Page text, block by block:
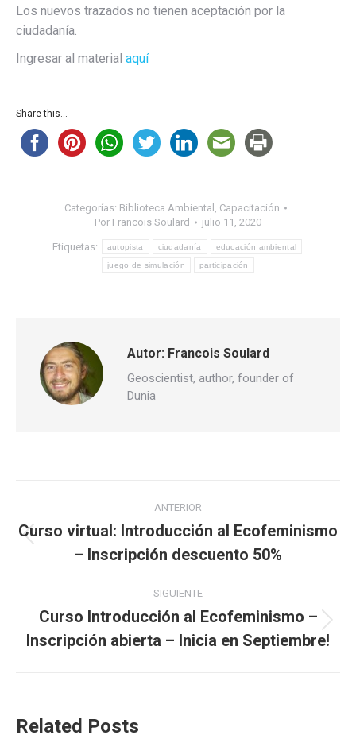
Los nuevos trazados no tienen aceptación por la
ciudadanía.
Ingresar al material aquí
Share this...
Categorías: Biblioteca Ambiental , Capacitación
Por Francois Soulard julio 11, 2020
Etiquetas: autopista ciudadanía educación ambiental
juego de simulación participación
Autor: Francois Soulard
Geoscientist, author, founder of
Dunia
Navegación
entre
publicaciones
ANTERIOR
anterior:
Curso virtual: Introducción al Ecofeminismo
– Inscripción descuento 50%
SIGUIENTE
siguiente:
Curso Introducción al Ecofeminismo –
Inscripción abierta – Inicia en Septiembre!
Related Posts